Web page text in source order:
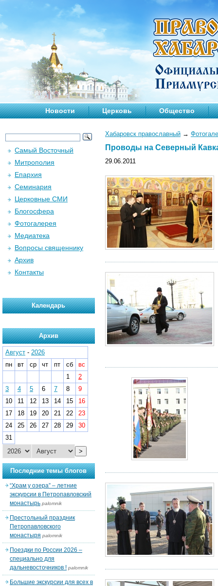
Новости Церковь Общество
Хабаровск православный →
Проводы на Северный
29.06.2011
Самый Восточный
Митрополия
Епархия
Семинария
Церковные СМИ
Блогосфера
Фотогалерея
Медиатека
Вопросы священнику
Архив
Контакты
Календарь
Архив
Август - 2026
пн
вт ср чт пт сб
вс
1
2
3
4 5 6 7 8
9
10
11 12 13 14 15
16
17
18 19 20 21 22
23
24
25 26 27 28 29
30
31
>
Последние темы блогов
“Храм у озера” – летние
экскурсии в Петропавловский
монастырь palomnik
Престольный праздник
Петропавловского
монастыря palomnik
Поездки по России 2026 –
специально для
дальневосточников ! palomnik
Большие экскурсии для всех в